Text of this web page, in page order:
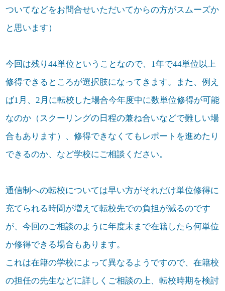
ついてなどをお問合せいただいてからの方がスムーズか
と思います）
今回は残り44単位ということなので、1年で44単位以上
修得できるところが選択肢になってきます。また、例え
ば1月、2月に転校した場合今年度中に数単位修得が可能
なのか（スクーリングの日程の兼ね合いなどで難しい場
合もあります）、修得できなくてもレポートを進めたり
できるのか、など学校にご相談ください。
通信制への転校については早い方がそれだけ単位修得に
充てられる時間が増えて転校先での負担が減るのです
が、今回のご相談のように年度末まで在籍したら何単位
か修得できる場合もあります。
これは在籍の学校によって異なるようですので、在籍校
の担任の先生などに詳しくご相談の上、転校時期を検討